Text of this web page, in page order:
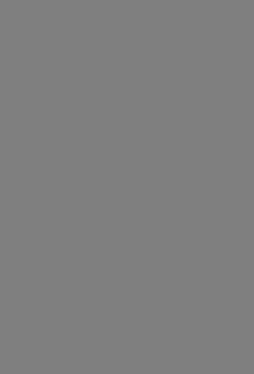
om bygglov för tillbyggnad av flerbostadshus
om beslut gällande bygglov för fasadändring av
Meddelande om beslut gällande bygglov för nybyggnad